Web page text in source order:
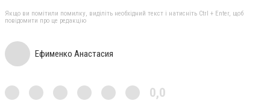
Якщо ви помітили помилку, виділіть необхідний текст і натисніть Ctrl + Enter, щоб
повідомити про це редакцію
Ефименко Анастасия
0,0